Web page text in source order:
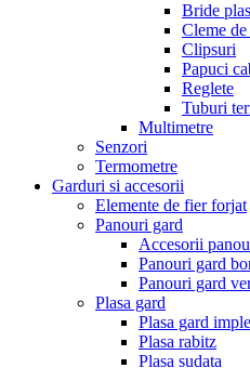
Bride
Cleme de
Clipsuri
Papuci
Reglete
Tuburi
Multimetre
Senzori
Termometre
Garduri si accesorii
Elemente de fier forjat
Panouri gard
Accesorii
Panouri gard
Panouri gard
Plasa gard
Plasa gard
Plasa rabitz
Plasa sudata